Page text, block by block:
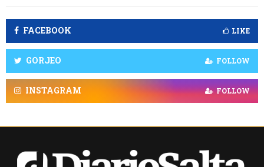
FACEBOOK LIKE
GORJEO FOLLOW
INSTAGRAM FOLLOW